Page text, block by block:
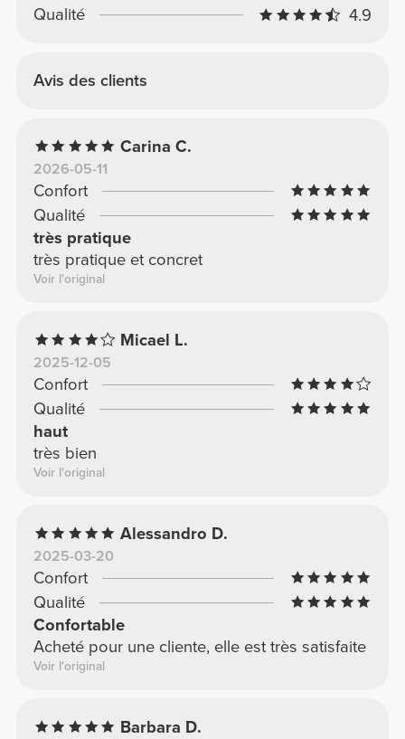
Qualité
4.9
Avis des clients
Carina C.
2026-05-11
Confort
Qualité
très pratique
très pratique et concret
Voir l'original
Micael L.
2025-12-05
Confort
Qualité
haut
très bien
Voir l'original
Alessandro D.
2025-03-20
Confort
Qualité
Confortable
Acheté pour une cliente, elle est très satisfaite
Voir l'original
Barbara D.